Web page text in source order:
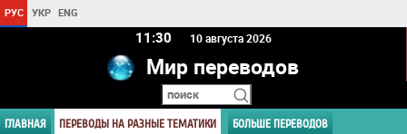
РУС УКР ENG
11 30 10 августа 2026
Мир переводов
ГЛАВНАЯ ПЕРЕВОДЫ НА РАЗНЫЕ ТЕМАТИКИ БОЛЬШЕ ПЕРЕВОДОВ